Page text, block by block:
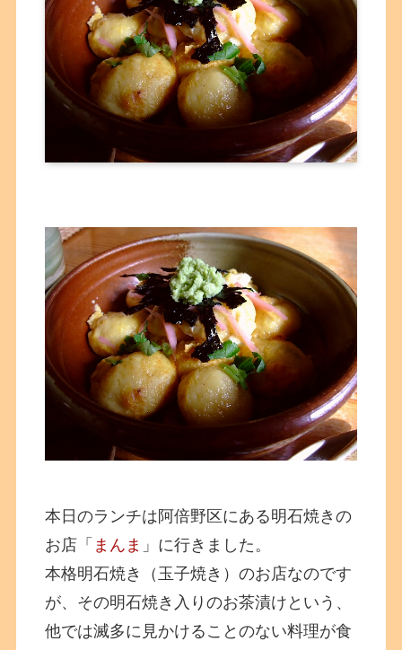
本日のランチは阿倍野区にある明石焼きの
お店「 まんま 」に行きました。
本格明石焼き（玉子焼き）のお店なのです
が、その明石焼き入りのお茶漬けという、
他では滅多に見かけることのない料理が食